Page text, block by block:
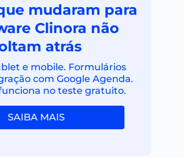
mudaram para
Clinora não
atrás
e mobile. Formulários
com Google Agenda.
no teste gratuito.
SAIBA MAIS